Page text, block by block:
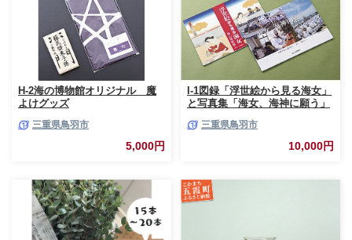
H-2海の博物館オリジナル 魔
よけグッズ
三重県鳥羽市
5,000円
I-1図録「浮世絵から見る海女」
と写真集「海女、海神に願う」
三重県鳥羽市
10,000円